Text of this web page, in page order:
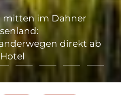
mitten im Dahner
direkt ab
Hotel